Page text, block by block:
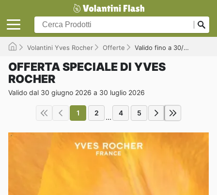
Volantini Yves Rocher Offerte Valido fino a 30/07/2026
OFFERTA SPECIALE DI YVES
ROCHER
Valido dal 30 giugno 2026 a 30 luglio 2026
1 2 ... 4 5